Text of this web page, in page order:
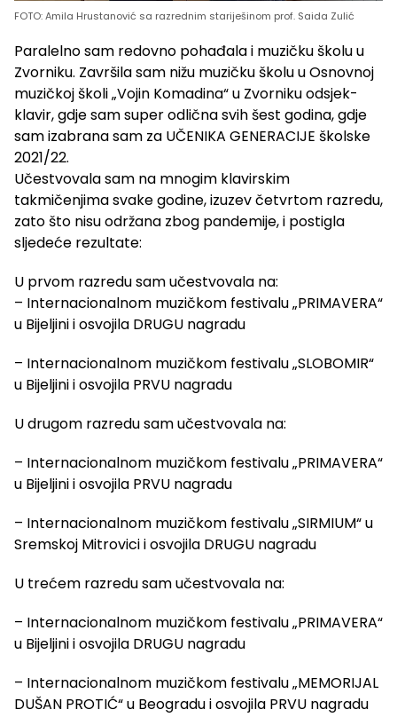
FOTO: Amila Hrustanović sa razrednim stariješinom prof. Saida Zulić
Paralelno sam redovno pohađala i muzičku školu u
Zvorniku. Završila sam nižu muzičku školu u Osnovnoj
muzičkoj školi „Vojin Komadina“ u Zvorniku odsjek-
klavir, gdje sam super odlična svih šest godina, gdje
sam izabrana sam za UČENIKA GENERACIJE školske
2021/22.
Učestvovala sam na mnogim klavirskim
takmičenjima svake godine, izuzev četvrtom razredu,
zato što nisu održana zbog pandemije, i postigla
sljedeće rezultate:
U prvom razredu sam učestvovala na:
– Internacionalnom muzičkom festivalu „PRIMAVERA“
u Bijeljini i osvojila DRUGU nagradu
– Internacionalnom muzičkom festivalu „SLOBOMIR“
u Bijeljini i osvojila PRVU nagradu
U drugom razredu sam učestvovala na:
– Internacionalnom muzičkom festivalu „PRIMAVERA“
u Bijeljini i osvojila PRVU nagradu
– Internacionalnom muzičkom festivalu „SIRMIUM“ u
Sremskoj Mitrovici i osvojila DRUGU nagradu
U trećem razredu sam učestvovala na:
– Internacionalnom muzičkom festivalu „PRIMAVERA“
u Bijeljini i osvojila DRUGU nagradu
– Internacionalnom muzičkom festivalu „MEMORIJAL
DUŠAN PROTIĆ“ u Beogradu i osvojila PRVU nagradu